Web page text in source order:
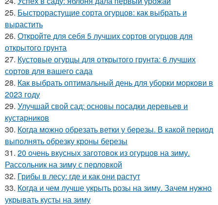
25. Быстрорастущие сорта огурцов: как выбрать и
вырастить
26. Откройте для себя 5 лучших сортов огурцов для
открытого грунта
27. Кустовые огурцы для открытого грунта: 6 лучших
сортов для вашего сада
28. Как выбрать оптимальный день для уборки моркови в
2023 году
29. Улучшай свой сад: основы посадки деревьев и
кустарников
30. Когда можно обрезать ветки у березы. В какой период
выполнять обрезку кроны березы
31. 20 очень вкусных заготовок из огурцов на зиму.
Рассольник на зиму с перловкой
32. Грибы в лесу: где и как они растут
33. Когда и чем лучше укрыть розы на зиму. Зачем нужно
укрывать кусты на зиму